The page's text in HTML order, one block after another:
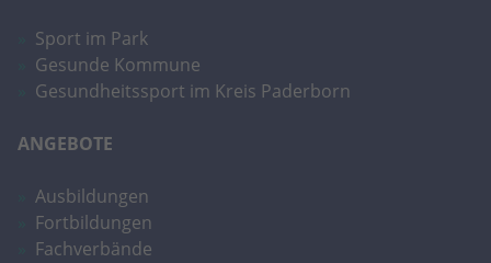
Sport im Park
Gesunde Kommune
Gesundheitssport im Kreis Paderborn
ANGEBOTE
Ausbildungen
Fortbildungen
Fachverbände
Zweck
Google Tag Manager, um die gezielte
Anzeigenplatzierung zu vereinfachen.
Name
Anbieter
Laufzeit